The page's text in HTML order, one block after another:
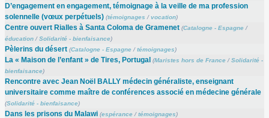
D’engagement en engagement, témoignage à la veille de ma profession
solennelle (vœux perpétuels) (témoignages /vocation)
Centre ouvert Rialles à Santa Coloma de Gramenet (Catalogne - Espagne/
éducation/Solidarité - bienfaisance)
Pèlerins du désert (Catalogne - Espagne/témoignages)
La « Maison de l’enfant » de Tires, Portugal (Maristes hors de France/Solidarité -
bienfaisance)
Rencontre avec Jean Noël BALLY médecin généraliste, enseignant
universitaire comme maître de conférences associé en médecine générale
(Solidarité - bienfaisance)
Dans les prisons du Malawi (espérance/témoignages)